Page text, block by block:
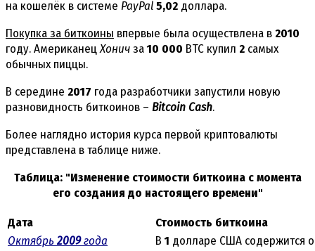
на кошелёк в системе PayPal5,02 доллара.
Покупка за биткоины впервые была осуществлена в2010
году. АмериканецХоничза10 000 BTC купил 2 самых
обычных пиццы.
В середине 2017 года разработчики запустили новую
разновидность биткоинов – Bitcoin Cash.
Более наглядно история курса первой криптовалюты
представлена в таблице ниже.
Таблица: "Изменение стоимости биткоина с момента
его создания до настоящего времени"
Дата
Стоимость биткоина
Октябрь2009года В1 долларе США содержится